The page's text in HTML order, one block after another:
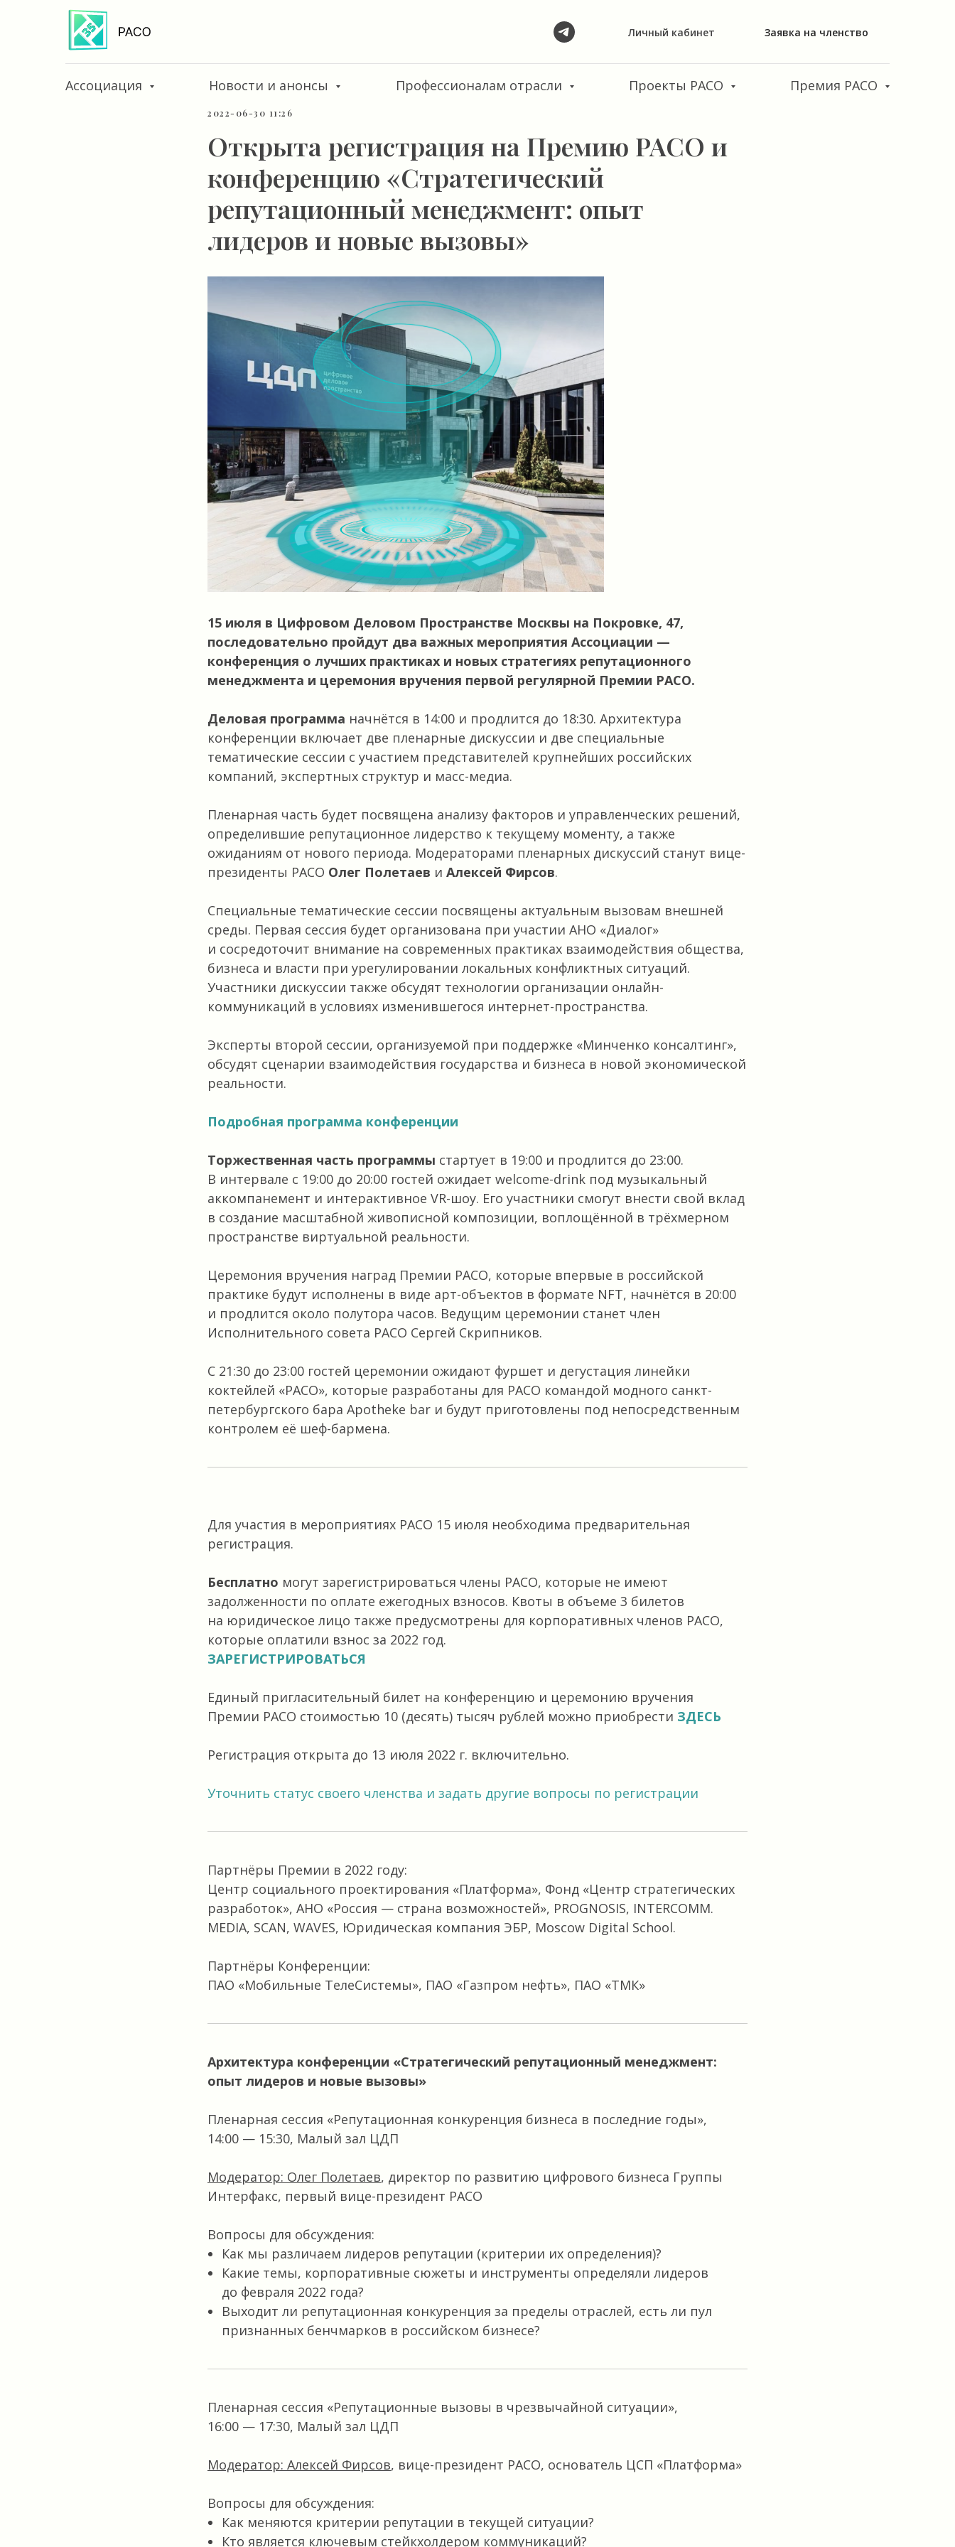
Личный кабинет Заявка на членство
Ассоциация Новости и анонсы Профессионалам отрасли Проекты РАСО Премия РАСО
2022-06-30 11:26
Открыта регистрация на Премию РАСО и
конференцию «Стратегический
репутационный менеджмент: опыт
лидеров и новые вызовы»
15 июля в Цифровом Деловом Пространстве Москвы на Покровке, 47,
последовательно пройдут два важных мероприятия Ассоциации —
конференция о лучших практиках и новых стратегиях репутационного
менеджмента и церемония вручения первой регулярной Премии РАСО.
Деловая программа начнётся в 14:00 и продлится до 18:30. Архитектура
конференции включает две пленарные дискуссии и две специальные
тематические сессии с участием представителей крупнейших российских
компаний, экспертных структур и масс-медиа.
Пленарная часть будет посвящена анализу факторов и управленческих решений,
определившие репутационное лидерство к текущему моменту, а также
ожиданиям от нового периода. Модераторами пленарных дискуссий станут вице-
президенты РАСО Олег Полетаев и Алексей Фирсов.
Специальные тематические сессии посвящены актуальным вызовам внешней
среды. Первая сессия будет организована при участии АНО «Диалог»
и сосредоточит внимание на современных практиках взаимодействия общества,
бизнеса и власти при урегулировании локальных конфликтных ситуаций.
Участники дискуссии также обсудят технологии организации онлайн-
коммуникаций в условиях изменившегося интернет-пространства.
Эксперты второй сессии, организуемой при поддержке «Минченко консалтинг»,
обсудят сценарии взаимодействия государства и бизнеса в новой экономической
реальности.
Подробная программа конференции
Торжественная часть программы стартует в 19:00 и продлится до 23:00.
В интервале с 19:00 до 20:00 гостей ожидает welcome-drink под музыкальный
аккомпанемент и интерактивное VR-шоу. Его участники смогут внести свой вклад
в создание масштабной живописной композиции, воплощённой в трёхмерном
пространстве виртуальной реальности.
Церемония вручения наград Премии РАСО, которые впервые в российской
практике будут исполнены в виде арт-объектов в формате NFT, начнётся в 20:00
и продлится около полутора часов. Ведущим церемонии станет член
Исполнительного совета РАСО Сергей Скрипников.
С 21:30 до 23:00 гостей церемонии ожидают фуршет и дегустация линейки
коктейлей «РАСО», которые разработаны для РАСО командой модного санкт-
петербургского бара Apotheke bar и будут приготовлены под непосредственным
контролем её шеф-бармена.
Для участия в мероприятиях РАСО 15 июля необходима предварительная
регистрация.
Бесплатно могут зарегистрироваться члены РАСО, которые не имеют
задолженности по оплате ежегодных взносов. Квоты в объеме 3 билетов
на юридическое лицо также предусмотрены для корпоративных членов РАСО,
которые оплатили взнос за 2022 год.
ЗАРЕГИСТРИРОВАТЬСЯ
Единый пригласительный билет на конференцию и церемонию вручения
Премии РАСО стоимостью 10 (десять) тысяч рублей можно приобрести ЗДЕСЬ
Регистрация открыта до 13 июля 2022 г. включительно.
Уточнить статус своего членства и задать другие вопросы по регистрации
Партнёры Премии в 2022 году:
Центр социального проектирования «Платформа», Фонд «Центр стратегических
разработок», АНО «Россия — страна возможностей», PROGNOSIS, INTERCOMM.
MEDIA, SCAN, WAVES, Юридическая компания ЭБР, Moscow Digital School.
Партнёры Конференции:
ПАО «Мобильные ТелеСистемы», ПАО «Газпром нефть», ПАО «ТМК»
Архитектура конференции «Стратегический репутационный менеджмент:
опыт лидеров и новые вызовы»
Пленарная сессия «Репутационная конкуренция бизнеса в последние годы»,
14:00 — 15:30, Малый зал ЦДП
Модератор: Олег Полетаев, директор по развитию цифрового бизнеса Группы
Интерфакс, первый вице-президент РАСО
Вопросы для обсуждения:
Как мы различаем лидеров репутации (критерии их определения)?
Какие темы, корпоративные сюжеты и инструменты определяли лидеров
до февраля 2022 года?
Выходит ли репутационная конкуренция за пределы отраслей, есть ли пул
признанных бенчмарков в российском бизнесе?
Пленарная сессия «Репутационные вызовы в чрезвычайной ситуации»,
16:00 — 17:30, Малый зал ЦДП
Модератор: Алексей Фирсов, вице-президент РАСО, основатель ЦСП «Платформа»
Вопросы для обсуждения:
Как меняются критерии репутации в текущей ситуации?
Кто является ключевым стейкхолдером коммуникаций?